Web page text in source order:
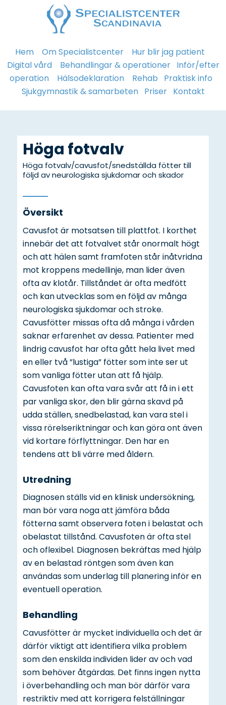
Hem Om Specialistcenter
Hur blir jag patient
Digital vård
Behandlingar & operationer Inför/efter
operation
Hälsodeklaration Rehab
Praktisk info
Sjukgymnastik & samarbeten Priser Kontakt
Höga fotvalv
Höga fotvalv/cavusfot/snedställda fötter till
följd av neurologiska sjukdomar och skador
Översikt
Cavusfot är motsatsen till plattfot. I korthet
innebär det att fotvalvet står onormalt högt
och att hälen samt framfoten står inåtvridna
mot kroppens medellinje, man lider även
ofta av klotår. Tillståndet är ofta medfött
och kan utvecklas som en följd av många
neurologiska sjukdomar och stroke.
Cavusfötter missas ofta då många i vården
saknar erfarenhet av dessa. Patienter med
lindrig cavusfot har ofta gått hela livet med
en eller två ”lustiga” fötter som inte ser ut
som vanliga fötter utan att få hjälp.
Cavusfoten kan ofta vara svår att få in i ett
par vanliga skor, den blir gärna skavd på
udda ställen, snedbelastad, kan vara stel i
vissa rörelseriktningar och kan göra ont även
vid kortare förflyttningar. Den har en
tendens att bli värre med åldern.
Utredning
Diagnosen ställs vid en klinisk undersökning,
man bör vara noga att jämföra båda
fötterna samt observera foten i belastat och
obelastat tillstånd. Cavusfoten är ofta stel
och oflexibel. Diagnosen bekräftas med hjälp
av en belastad röntgen som även kan
användas som underlag till planering inför en
eventuell operation.
Behandling
Cavusfötter är mycket individuella och det är
därför viktigt att identifiera vilka problem
som den enskilda individen lider av och vad
som behöver åtgärdas. Det finns ingen nytta
i överbehandling och man bör därför vara
restriktiv med att korrigera felställningar